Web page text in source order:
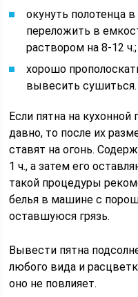
окунуть полотенца
переложить в
раствором на 8-12 ч.;
хорошо
вывесить сушиться.
Если пятна на
давно, то после их
ставят на огонь.
1 ч., а затем его
такой процедуры
белья в машине с
оставшуюся грязь.
Вывести пятна
любого вида и
оно не повлияет.